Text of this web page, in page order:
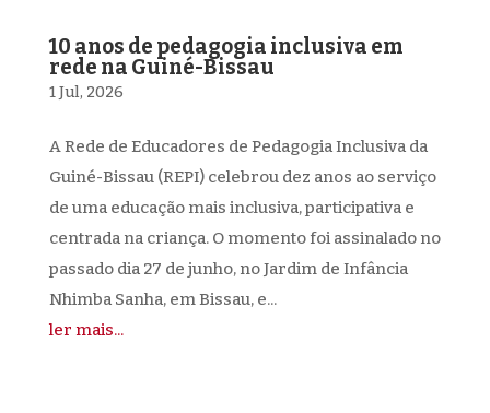
10 anos de pedagogia inclusiva em
rede na Guiné-Bissau
1 Jul, 2026
A Rede de Educadores de Pedagogia Inclusiva da
Guiné-Bissau (REPI) celebrou dez anos ao serviço
de uma educação mais inclusiva, participativa e
centrada na criança. O momento foi assinalado no
passado dia 27 de junho, no Jardim de Infância
Nhimba Sanha, em Bissau, e...
ler mais...